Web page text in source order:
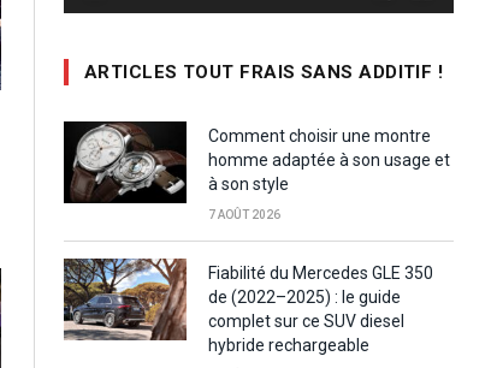
ARTICLES TOUT FRAIS SANS ADDITIF !
Comment choisir une montre
homme adaptée à son usage et
à son style
7 AOÛT 2026
Fiabilité du Mercedes GLE 350
de (2022–2025) : le guide
complet sur ce SUV diesel
hybride rechargeable